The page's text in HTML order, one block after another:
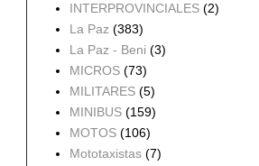
INTERPROVINCIALES (2)
La Paz (383)
La Paz - Beni (3)
MICROS (73)
MILITARES (5)
MINIBUS (159)
MOTOS (106)
Mototaxistas (7)